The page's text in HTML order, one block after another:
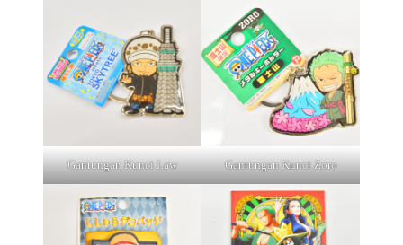
Gantungan Kunci Law Gantungan Kunci Zoro